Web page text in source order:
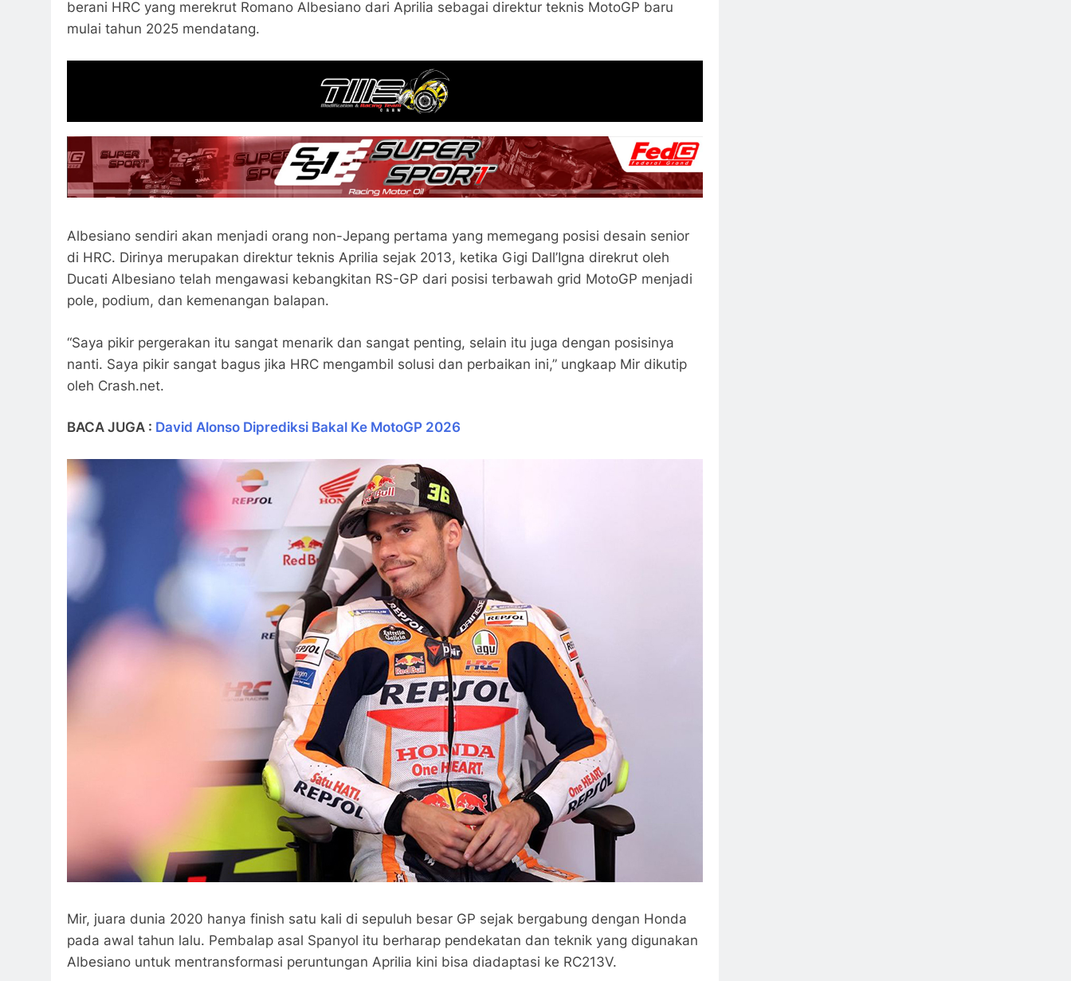
berani HRC yang merekrut Romano Albesiano dari Aprilia sebagai direktur teknis MotoGP baru
mulai tahun 2025 mendatang.
Albesiano sendiri akan menjadi orang non-Jepang pertama yang memegang posisi desain senior
di HRC. Dirinya merupakan direktur teknis Aprilia sejak 2013, ketika Gigi Dall’Igna direkrut oleh
Ducati Albesiano telah mengawasi kebangkitan RS-GP dari posisi terbawah grid MotoGP menjadi
pole, podium, dan kemenangan balapan.
“Saya pikir pergerakan itu sangat menarik dan sangat penting, selain itu juga dengan posisinya
nanti. Saya pikir sangat bagus jika HRC mengambil solusi dan perbaikan ini,” ungkaap Mir dikutip
oleh Crash.net.
BACA JUGA : David Alonso Diprediksi Bakal Ke MotoGP 2026
Mir, juara dunia 2020 hanya finish satu kali di sepuluh besar GP sejak bergabung dengan Honda
pada awal tahun lalu. Pembalap asal Spanyol itu berharap pendekatan dan teknik yang digunakan
Albesiano untuk mentransformasi peruntungan Aprilia kini bisa diadaptasi ke RC213V.